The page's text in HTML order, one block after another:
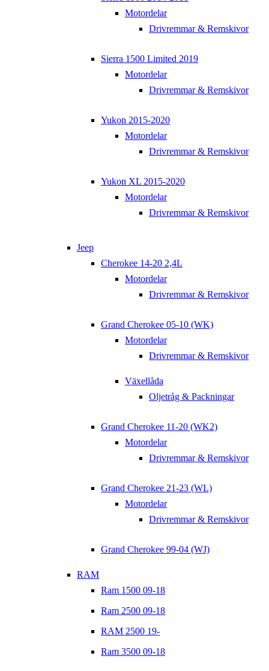
Motordelar
Drivremmar & Remskivor
Sierra 1500 Limited 2019
Motordelar
Drivremmar & Remskivor
Yukon 2015-2020
Motordelar
Drivremmar & Remskivor
Yukon XL 2015-2020
Motordelar
Drivremmar & Remskivor
Jeep
Cherokee 14-20 2,4L
Motordelar
Drivremmar & Remskivor
Grand Cherokee 05-10 (WK)
Motordelar
Drivremmar & Remskivor
Växellåda
Oljetråg & Packningar
Grand Cherokee 11-20 (WK2)
Motordelar
Drivremmar & Remskivor
Grand Cherokee 21-23 (WL)
Motordelar
Drivremmar & Remskivor
Grand Cherokee 99-04 (WJ)
RAM
Ram 1500 09-18
Ram 2500 09-18
RAM 2500 19-
Ram 3500 09-18